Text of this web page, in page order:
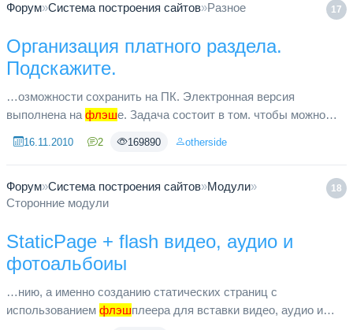
17
Форум»Система построения сайтов»Разное
Организация платного раздела.
Подскажите.
…озможности сохранить на ПК. Электронная версия
выполнена на флэше. Задача состоит в том. чтобы можно
журнала. И чтобы челове...
16.11.2010 2 169890 otherside
18
Форум»Система построения сайтов»Модули»
Сторонние модули
StaticPage + flash видео, аудио и
фотоальбоиы
…нию, а именно созданию статических страниц с
использованием флэшплеера для вставки видео, аудио и